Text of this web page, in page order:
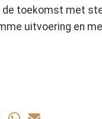
de toekomst met
uitvoering en